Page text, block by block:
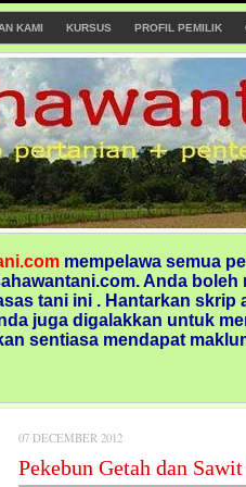
KAMI KURSUS PROFIL PEMILIK
mempelawa semua
Anda
tani ini . Hantarkan skrip
juga digalakkan untuk
sentiasa mendapat
07 DECEMBER 2012
Pekebun Getah dan